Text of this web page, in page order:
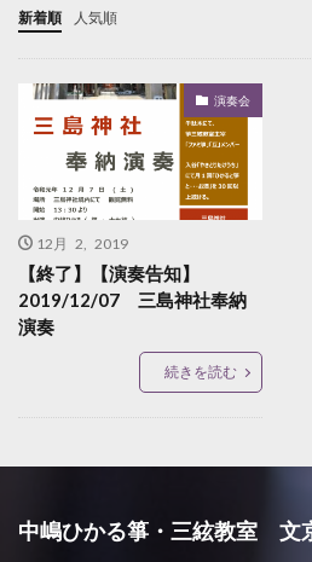
新着順 人気順
演奏会
12月 2, 2019
【終了】【演奏告知】
2019/12/07 三島神社奉納
演奏
続きを読む
中嶋ひかる箏・三絃教室 文